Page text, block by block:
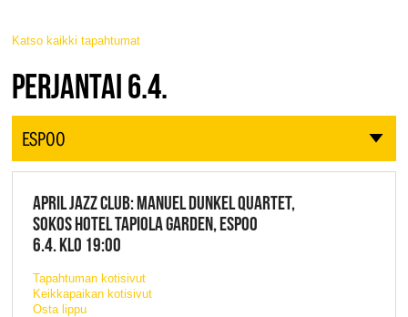
Katso kaikki tapahtumat
JAZZ FINLAND LIVE
PERJANTAI 6.4.
ESPOO
APRIL JAZZ CLUB: MANUEL DUNKEL QUARTET,
SOKOS HOTEL TAPIOLA GARDEN, ESPOO
6.4. KLO 19:00
Tapahtuman kotisivut
Keikkapaikan kotisivut
Osta lippu